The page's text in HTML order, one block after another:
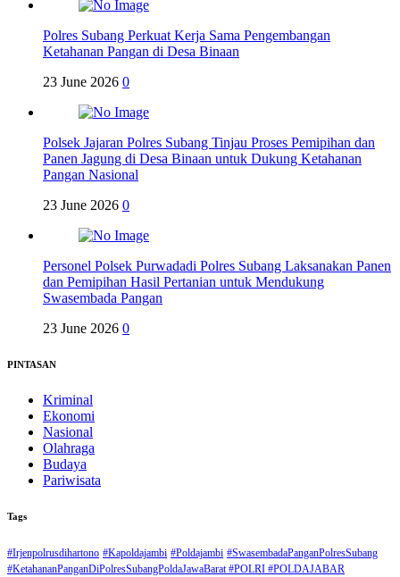
Polres Subang Perkuat Kerja Sama Pengembangan
Ketahanan Pangan di Desa Binaan
23 June 2026 0
Polsek Jajaran Polres Subang Tinjau Proses Pemipihan dan
Panen Jagung di Desa Binaan untuk Dukung Ketahanan
Pangan Nasional
23 June 2026 0
Personel Polsek Purwadadi Polres Subang Laksanakan Panen
dan Pemipihan Hasil Pertanian untuk Mendukung
Swasembada Pangan
23 June 2026 0
PINTASAN
Kriminal
Ekonomi
Nasional
Olahraga
Budaya
Pariwisata
Tags
#Irjenpolrusdihartono #Kapoldajambi #Poldajambi #SwasembadaPanganPolresSubang
#KetahananPanganDiPolresSubangPoldaJawaBarat #POLRI #POLDAJABAR